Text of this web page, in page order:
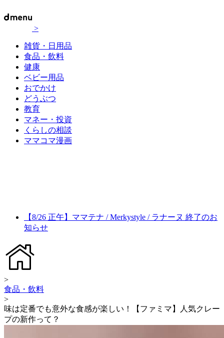
>
雑貨・日用品
食品・飲料
健康
ベビー用品
おでかけ
どうぶつ
教育
マネー・投資
くらしの相談
ママコマ漫画
【8/26 正午】ママテナ / Merkystyle / ラナーヌ 終了のお
知らせ
>
食品・飲料
>
味は定番でも意外な食感が楽しい！【ファミマ】人気クレー
プの新作って？